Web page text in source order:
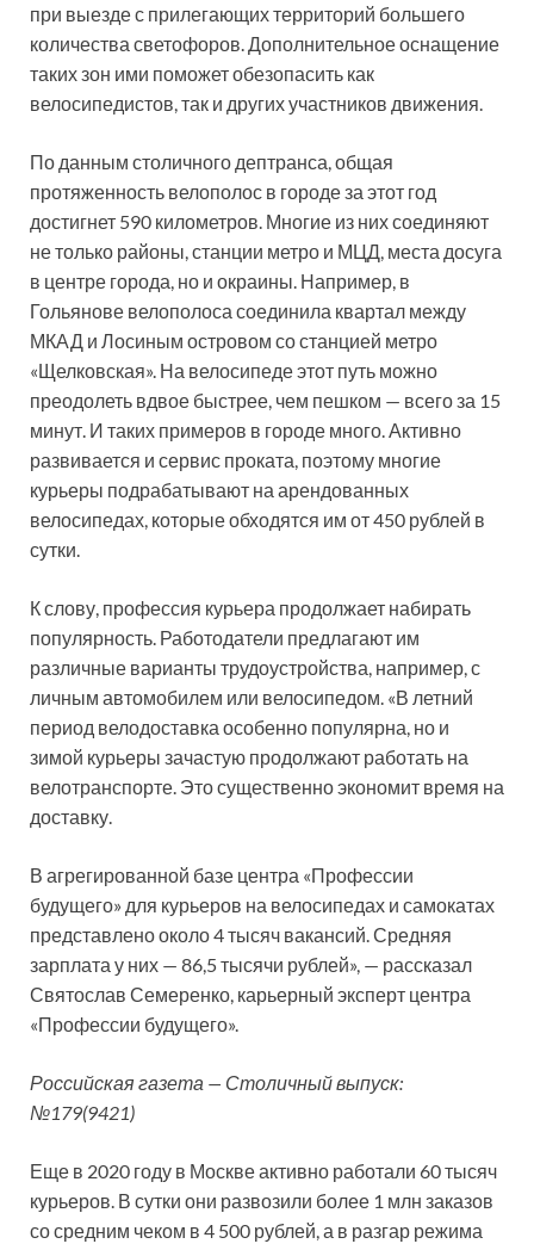
при выезде с прилегающих территорий большего
количества светофоров. Дополнительное оснащение
таких зон ими поможет обезопасить как
велосипедистов, так и других участников движения.
По данным столичного дептранса, общая
протяженность велополос в городе за этот год
достигнет 590 километров. Многие из них соединяют
не только районы, станции метро и МЦД, места досуга
в центре города, но и окраины. Например, в
Гольянове велополоса соединила квартал между
МКАД и Лосиным островом со станцией метро
«Щелковская». На велосипеде этот путь можно
преодолеть вдвое быстрее, чем пешком — всего за 15
минут. И таких примеров в городе много. Активно
развивается и сервис проката, поэтому многие
курьеры подрабатывают на арендованных
велосипедах, которые обходятся им от 450 рублей в
сутки.
К слову, профессия курьера продолжает набирать
популярность. Работодатели предлагают им
различные варианты трудоустройства, например, с
личным автомобилем или велосипедом. «В летний
период велодоставка особенно популярна, но и
зимой курьеры зачастую продолжают работать на
велотранспорте. Это существенно экономит время на
доставку.
В агрегированной базе центра «Профессии
будущего» для курьеров на велосипедах и самокатах
представлено около 4 тысяч вакансий. Средняя
зарплата у них — 86,5 тысячи рублей», — рассказал
Святослав Семеренко, карьерный эксперт центра
«Профессии будущего».
Российская газета — Столичный выпуск:
№179(9421)
Еще в 2020 году в Москве активно работали 60 тысяч
курьеров. В сутки они развозили более 1 млн заказов
со средним чеком в 4 500 рублей, а в разгар режима